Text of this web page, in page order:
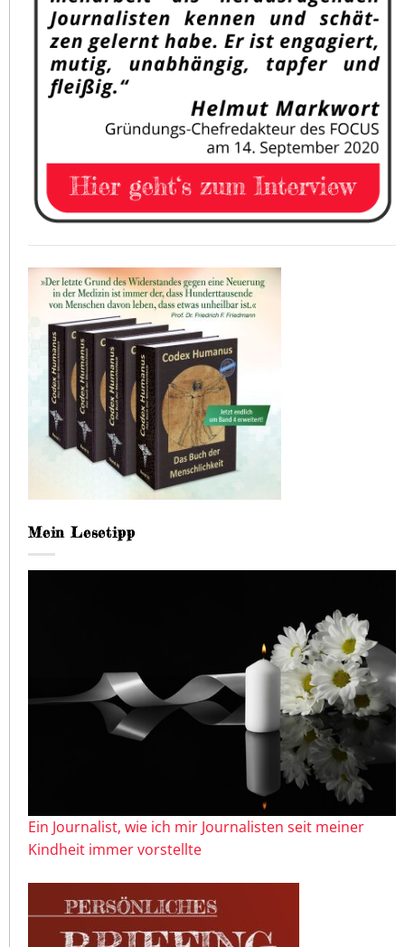
Mein Lesetipp
Ein Journalist, wie ich mir Journalisten seit meiner
Kindheit immer vorstellte